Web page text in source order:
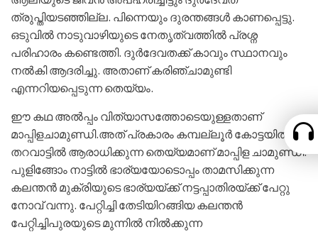
ത്രുപ്തിയടഞ്ഞില്ല. പിന്നെയും ദുരന്തങ്ങള്‍ കാണപ്പെട്ടു.
ഒടുവില്‍ നാടുവാഴിയുടെ നേതൃത്വത്തില്‍ പ്രശ്ന
പരിഹാരം കണ്ടെത്തി. ദുര്‍ദേവതക്ക് കാവും സ്ഥാനവും
നല്‍കി ആദരിച്ചു. അതാണ്‌ കരിഞ്ചാമുണ്ടി
എന്നറിയപ്പെടുന്ന തെയ്യം.
ഈ കഥ അല്‍പ്പം വിത്യാസത്തോടെയുള്ളതാണ്
മാപ്പിളചാമുണ്ഡി.അത് പ്രകാരം കമ്പല്ലൂര്‍ കോട്ടയില്‍
തറവാട്ടില്‍ ആരാധിക്കുന്ന തെയ്യമാണ്‌ മാപ്പിള ചാമുണ്ഡി.
പുളിങ്ങോം നാട്ടില്‍ ഭാര്യയോടൊപ്പം താമസിക്കുന്ന
കലന്തന്‍ മുക്രിയുടെ ഭാര്യയ്ക്ക് നട്ടപ്പാതിരയ്ക്ക് പേറ്റു
നോവ്‌ വന്നു. പേറ്റിച്ചി തേടിയിറങ്ങിയ കലന്തന്‍
പേറ്റിച്ചിപുരയുടെ മുന്നില്‍ നില്‍ക്കുന്ന